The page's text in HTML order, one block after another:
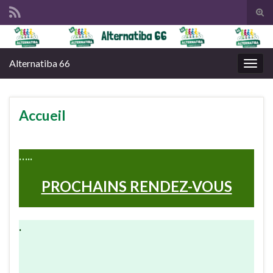
Search for:
Alternatiba 66
Accueil
…..
PROCHAINS RENDEZ-VOUS
.